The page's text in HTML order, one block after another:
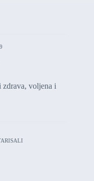
zdrava, voljena i